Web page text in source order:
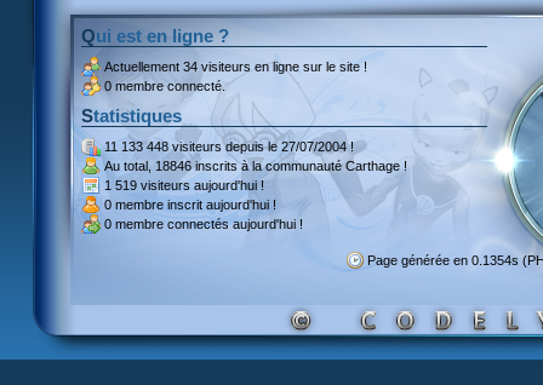
Qui est en ligne ?
Actuellement 34 visiteurs en ligne sur le site !
0 membre connecté.
Statistiques
11 133 448 visiteursdepuis le 27/07/2004 !
Au total, 18846 inscritsà la communauté Carthage !
1 519 visiteurs aujourd'hui !
0 membre inscrit aujourd'hui !
0 membre connectés aujourd'hui !
Page générée en 0.1354s